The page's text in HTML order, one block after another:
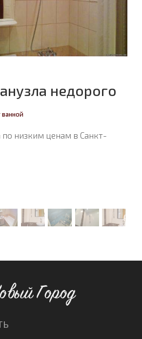
недорого
по низким ценам в Санкт-
Город